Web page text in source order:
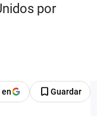
por
en Guardar